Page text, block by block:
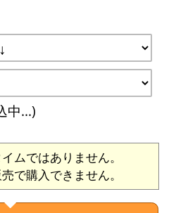
中...)
ムではありません。
で購入できません。